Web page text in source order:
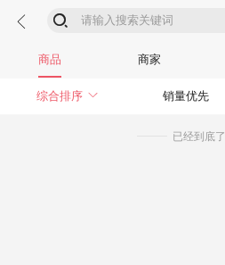
 
商品 商家
综合排序  销量优先
已经到底了